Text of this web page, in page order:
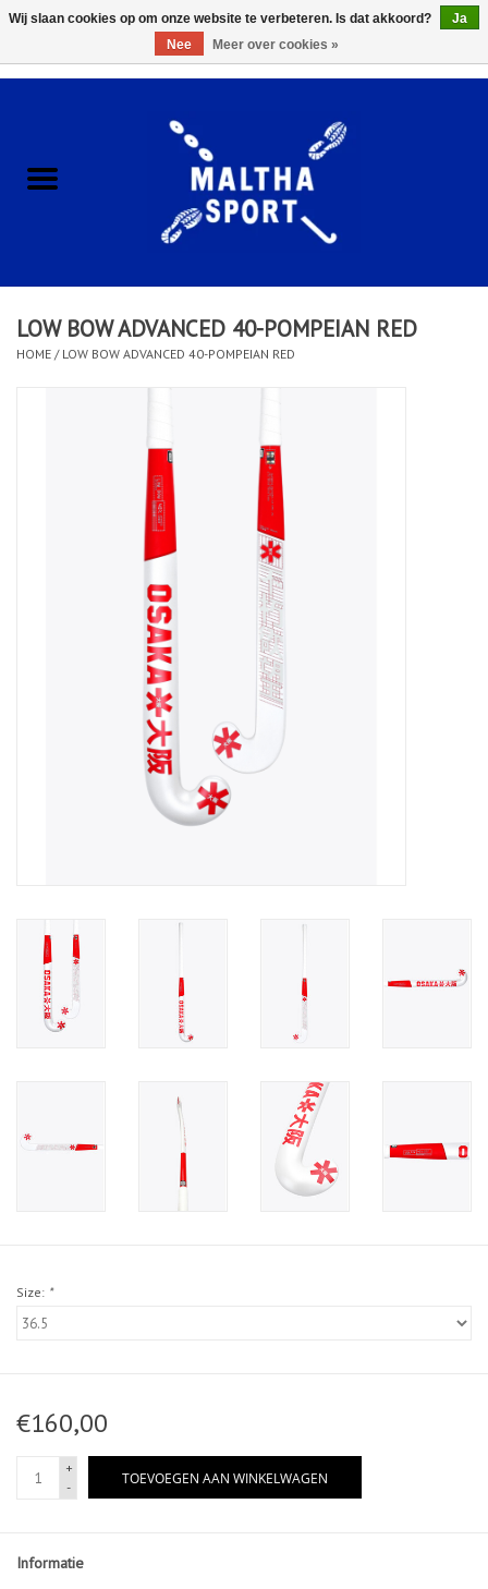
ACCESSOIRES/HARDWARE
KLEDING
CLUBSHOPS
Afspraak Loop Analyse
LOW BOW ADVANCED 40-POMPEIAN RED
HOME / LOW BOW ADVANCED 40-POMPEIAN RED
Size: *
€160,00
+
-
TOEVOEGEN AAN WINKELWAGEN
Informatie
Wij slaan cookies op om onze website te verbeteren. Is dat akkoord?
Ja
Nee
Meer over cookies »